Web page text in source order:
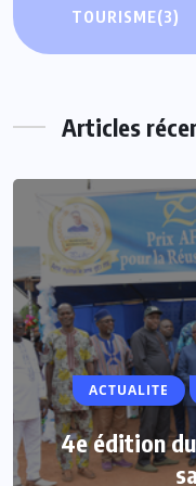
TOURISME(3)
Articles
ACTUALITE
4e édition
Vacances
renforcent